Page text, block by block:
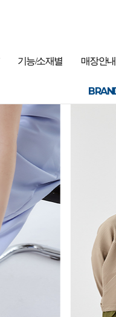
기능/소재별 매장안내